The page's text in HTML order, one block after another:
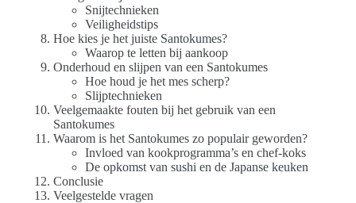
Snijtechnieken
Veiligheidstips
Hoe kies je het juiste Santokumes?
Waarop te letten bij aankoop
Onderhoud en slijpen van een Santokumes
Hoe houd je het mes scherp?
Slijptechnieken
Veelgemaakte fouten bij het gebruik van een
Santokumes
Waarom is het Santokumes zo populair geworden?
Invloed van kookprogramma’s en chef-koks
De opkomst van sushi en de Japanse keuken
Conclusie
Veelgestelde vragen